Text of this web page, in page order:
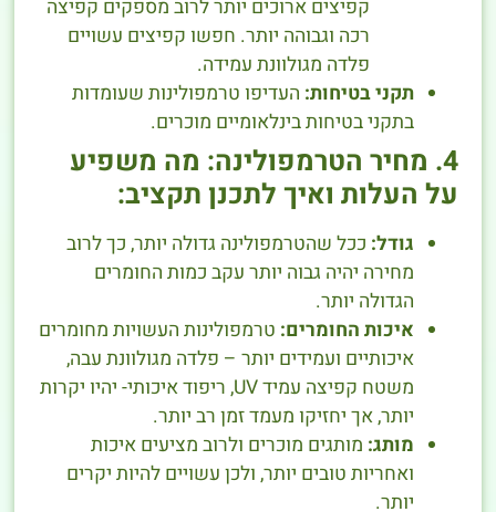
קפיצים ארוכים יותר לרוב מספקים קפיצה
רכה וגבוהה יותר. חפשו קפיצים עשויים
פלדה מגולוונת עמידה.
תקני בטיחות: העדיפו טרמפולינות שעומדות
בתקני בטיחות בינלאומיים מוכרים.
4. מחיר הטרמפולינה: מה משפיע
על העלות ואיך לתכנן תקציב:
גודל: ככל שהטרמפולינה גדולה יותר, כך לרוב
מחירה יהיה גבוה יותר עקב כמות החומרים
הגדולה יותר.
איכות החומרים: טרמפולינות העשויות מחומרים
איכותיים ועמידים יותר – פלדה מגולוונת עבה,
משטח קפיצה עמיד UV, ריפוד איכותי- יהיו יקרות
יותר, אך יחזיקו מעמד זמן רב יותר.
מותג: מותגים מוכרים ולרוב מציעים איכות
ואחריות טובים יותר, ולכן עשויים להיות יקרים
יותר.